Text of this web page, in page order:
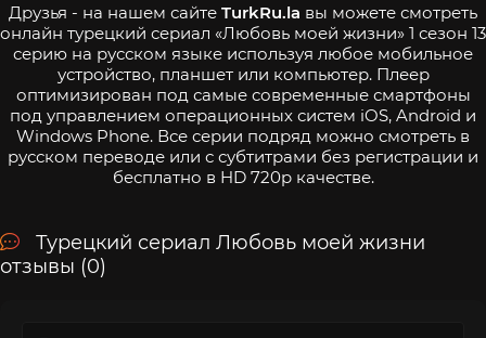
Друзья - на нашем сайте TurkRu.la вы можете смотреть
онлайн турецкий сериал «Любовь моей жизни» 1 сезон 13
серию на русском языке используя любое мобильное
устройство, планшет или компьютер. Плеер
оптимизирован под самые современные смартфоны
под управлением операционных систем iOS, Android и
Windows Phone. Все серии подряд можно смотреть в
русском переводе или с субтитрами без регистрации и
бесплатно в HD 720p качестве.
Турецкий сериал Любовь моей жизни
отзывы (0)